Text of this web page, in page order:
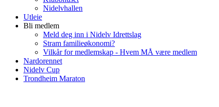
Nidelvhallen
Utleie
Bli medlem
Meld deg inn i Nidelv Idrettslag
Stram familieøkonomi?
Vilkår for medlemskap - Hvem MÅ være medlem
Nardorennet
Nidelv Cup
Trondheim Maraton